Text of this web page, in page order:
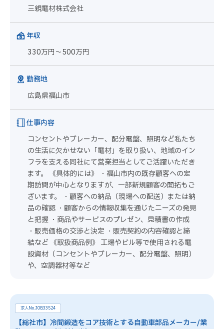
三親電材株式会社
年収
330万円～500万円
勤務地
広島県福山市
仕事内容
コンセントやブレーカー、配分電盤、照明など私たち
の生活に欠かせない「電材」を取り扱い、地域のイン
フラを支える同社にて営業担当としてご活躍いただき
ます。 《具体的には》 ・福山市内の既存顧客への定
期訪問が中心となりますが、一部新規顧客の開拓もご
ざいます。 ・顧客への納品（現場への配送）または納
品の確認 ・顧客からの情報収集を通じたニーズの発見
と把握 ・商品やサービスのプレゼン、見積書の作成
・販売価格の交渉と決定 ・販売契約の内容確認と締
結など 《取扱商品例》 工場やビル等で使用される電
設資材（コンセントやブレーカー、配分電盤、照明）
や、空調器材等など
求人No.JOB33524
【総社市】冷間鍛造をコア技術とする自動車部品メーカー/業